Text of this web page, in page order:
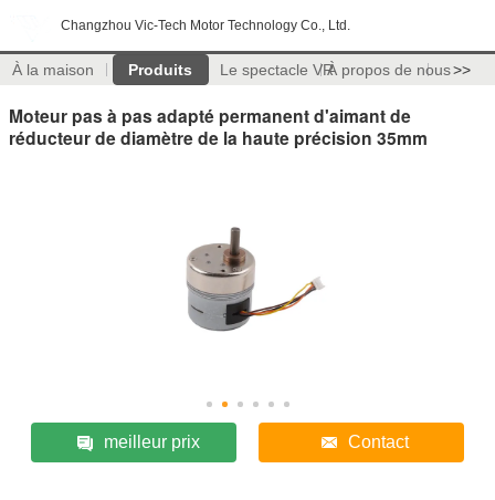
Changzhou Vic-Tech Motor Technology Co., Ltd.
À la maison Produits Le spectacle VRÀ propos de nous>>
Moteur pas à pas adapté permanent d'aimant de
réducteur de diamètre de la haute précision 35mm
meilleur prix Contact